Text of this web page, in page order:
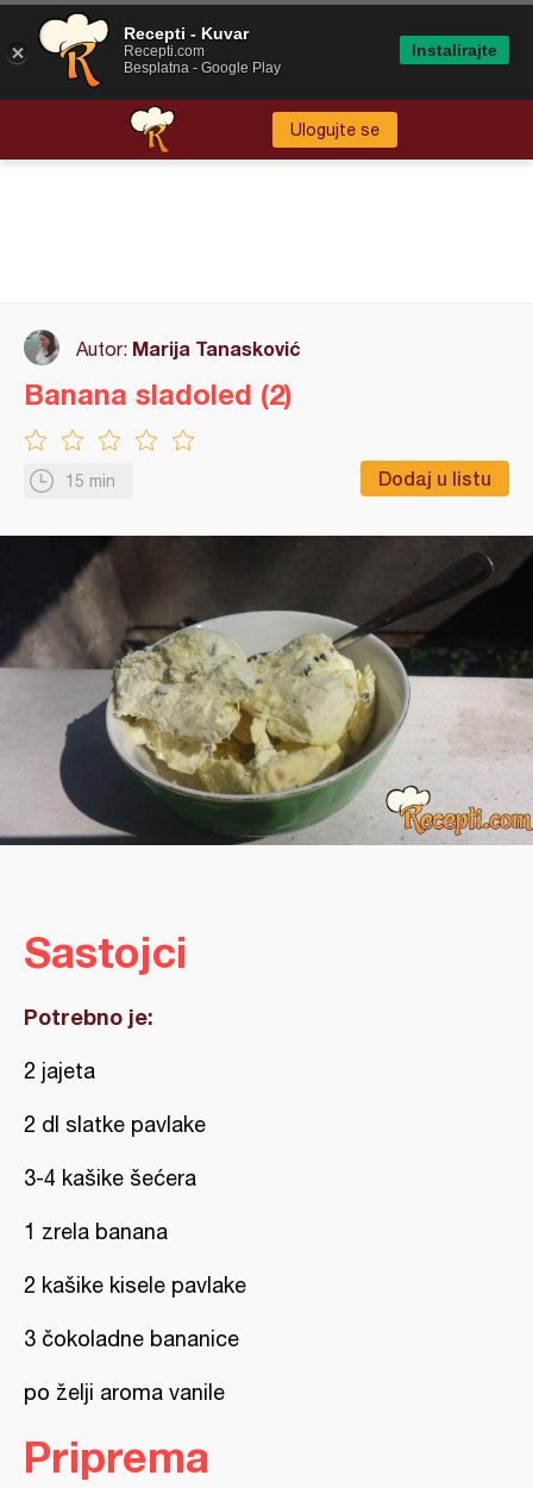
Ulogujte se
Autor: Marija Tanasković
15 min Dodaj u listu
Banana sladoled (2)
Sastojci
Potrebno je:
2 jajeta
2 dl slatke pavlake
3-4 kašike šećera
1 zrela banana
2 kašike kisele pavlake
3 čokoladne bananice
po želji aroma vanile
Priprema
Recepti - Kuvar
Recepti.com
Besplatna - Google Play
Instalirajte